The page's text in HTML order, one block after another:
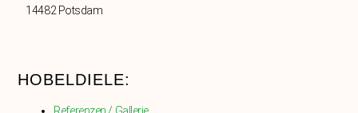
14482 Potsdam
HOBELDIELE: